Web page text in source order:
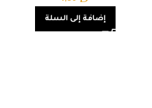
إضافة إلى السلة